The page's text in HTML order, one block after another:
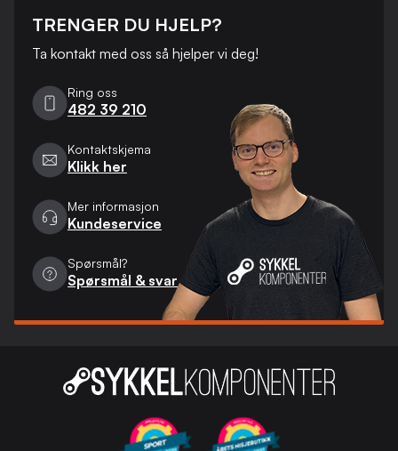
TRENGER DU HJELP?
Ta kontakt med oss ​​så hjelper vi deg!
Ring oss
482 39 210
Kontaktskjema
Klikk her
Mer informasjon
Kundeservice
Spørsmål?
Spørsmål & svar